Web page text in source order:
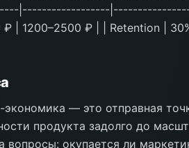
|------------------
| 1200–2500 ₽ | | Retention |
— это отправная
продукта задолго до
вопросы: окупается ли